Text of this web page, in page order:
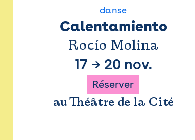
danse
Calentamiento
Rocío Molina
17 → 20 nov.
Réserver
au Théâtre de la Cité